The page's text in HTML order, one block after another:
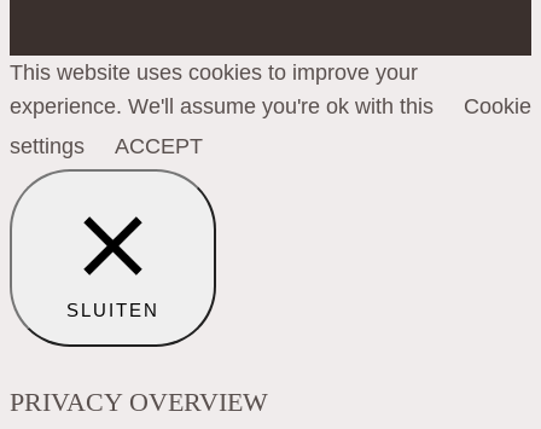
This website uses cookies to improve your
experience. We'll assume you're ok with this
Cookie
settings
ACCEPT
SLUITEN
PRIVACY OVERVIEW